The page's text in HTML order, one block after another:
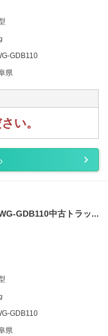
GDB110
県
い。
GDB110中古トラッ...
GDB110
県